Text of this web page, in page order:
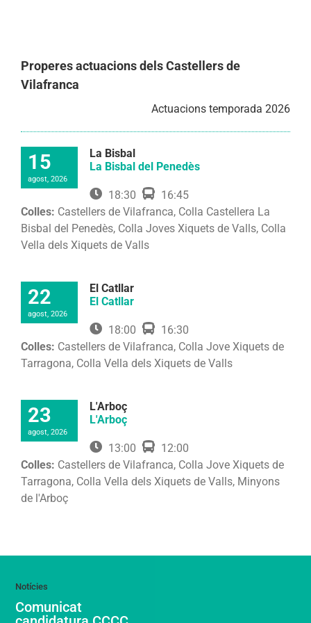
Properes actuacions dels Castellers de
Vilafranca
Actuacions temporada 2026
15
agost, 2026
La Bisbal
La Bisbal del Penedès
18:30
16:45
Colles: Castellers de Vilafranca, Colla Castellera La
Bisbal del Penedès, Colla Joves Xiquets de Valls, Colla
Vella dels Xiquets de Valls
22
agost, 2026
El Catllar
El Catllar
18:00
16:30
Colles: Castellers de Vilafranca, Colla Jove Xiquets de
Tarragona, Colla Vella dels Xiquets de Valls
23
agost, 2026
L'Arboç
L'Arboç
13:00
12:00
Colles: Castellers de Vilafranca, Colla Jove Xiquets de
Tarragona, Colla Vella dels Xiquets de Valls, Minyons
de l'Arboç
Comunicat